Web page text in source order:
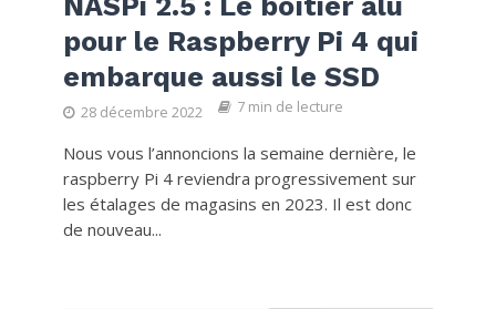
NASPi 2.5 : Le boîtier alu
pour le Raspberry Pi 4 qui
embarque aussi le SSD
28 décembre 2022 7 min de lecture
Nous vous l’annoncions la semaine dernière, le
raspberry Pi 4 reviendra progressivement sur
les étalages de magasins en 2023. Il est donc
de nouveau...